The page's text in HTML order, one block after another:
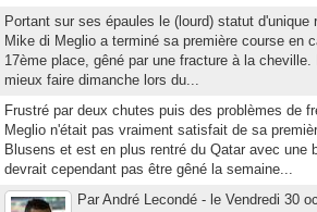
Portant sur ses épaules le (lourd) statut d'unique
Mike di Meglio a terminé sa première course en
17ème place, gêné par une fracture à la
mieux faire dimanche lors du...
Frustré par deux chutes puis des problèmes de
Meglio n'était pas vraiment satisfait de sa
Blusens et est en plus rentré du Qatar avec une
devrait cependant pas être gêné la semaine...
Par André Lecondé - le Vendredi 30